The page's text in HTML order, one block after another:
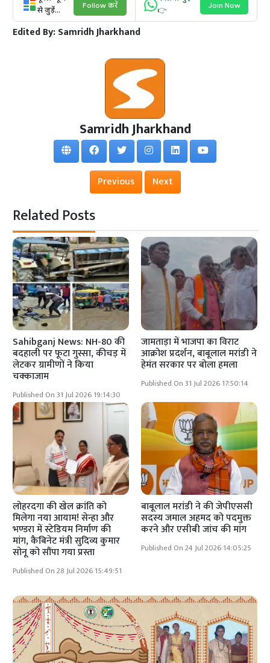
से जुड़ें...
Follow करें
👉
Join Now
Edited By:Samridh Jharkhand
Samridh Jharkhand
Previous Next
Related Posts
Sahibganj News: NH-80 की
बदहाली पर फूटा गुस्सा, कीचड़ में
लेटकर ग्रामीणों ने किया
चक्काजाम
Published On 31 Jul 2026 19:14:30
जामताड़ा में भाजपा का विराट
आक्रोश प्रदर्शन, बाबूलाल मरांडी ने
हेमंत सरकार पर बोला हमला
Published On 31 Jul 2026 17:50:14
लोहरदगा की खेल क्रांति को
मिलेगा नया आयाम! सेन्हा और
भण्डरा में स्टेडियम निर्माण की
मांग, कैबिनेट मंत्री सुदिव्य कुमार
सोनू को सौंपा गया प्रस्ता
Published On 28 Jul 2026 15:49:51
बाबूलाल मरांडी ने की जेपीएससी
सदस्य जमाल अहमद को पदमुक्त
करने और एसीबी जांच की मांग
Published On 24 Jul 2026 14:05:25